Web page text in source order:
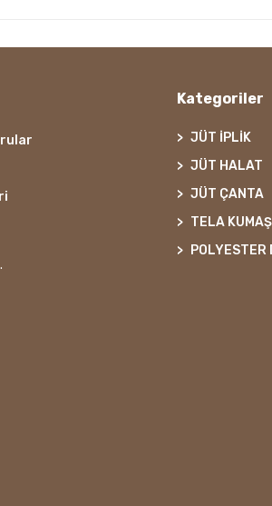
Kategoriler
JÜT İPLİK
JÜT HALAT
JÜT ÇANTA
TELA KUMAŞ
POLYESTER